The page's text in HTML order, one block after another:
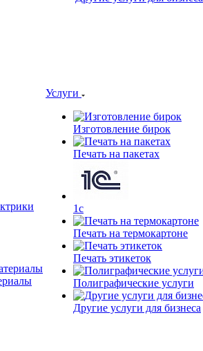
Услуги
Изготовление бирок
Печать на пакетах
1c
Печать на термокартоне
Печать этикеток
Полиграфические услуги
Другие услуги для бизнеса